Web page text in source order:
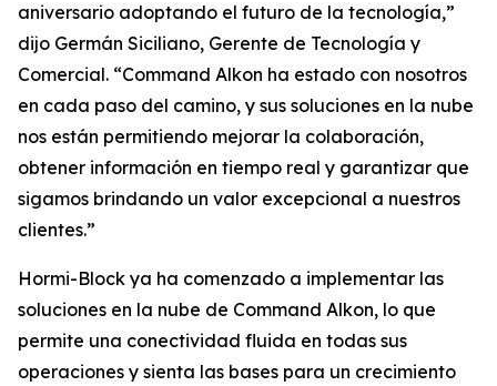
aniversario adoptando el futuro de la tecnología,”
dijo Germán Siciliano, Gerente de Tecnología y
Comercial. “Command Alkon ha estado con nosotros
en cada paso del camino, y sus soluciones en la nube
nos están permitiendo mejorar la colaboración,
obtener información en tiempo real y garantizar que
sigamos brindando un valor excepcional a nuestros
clientes.”
Hormi-Block ya ha comenzado a implementar las
soluciones en la nube de Command Alkon, lo que
permite una conectividad fluida en todas sus
operaciones y sienta las bases para un crecimiento